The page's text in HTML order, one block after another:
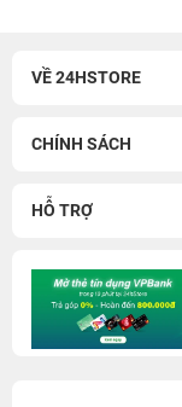
VỀ 24HSTORE
CHÍNH SÁCH
HỖ TRỢ